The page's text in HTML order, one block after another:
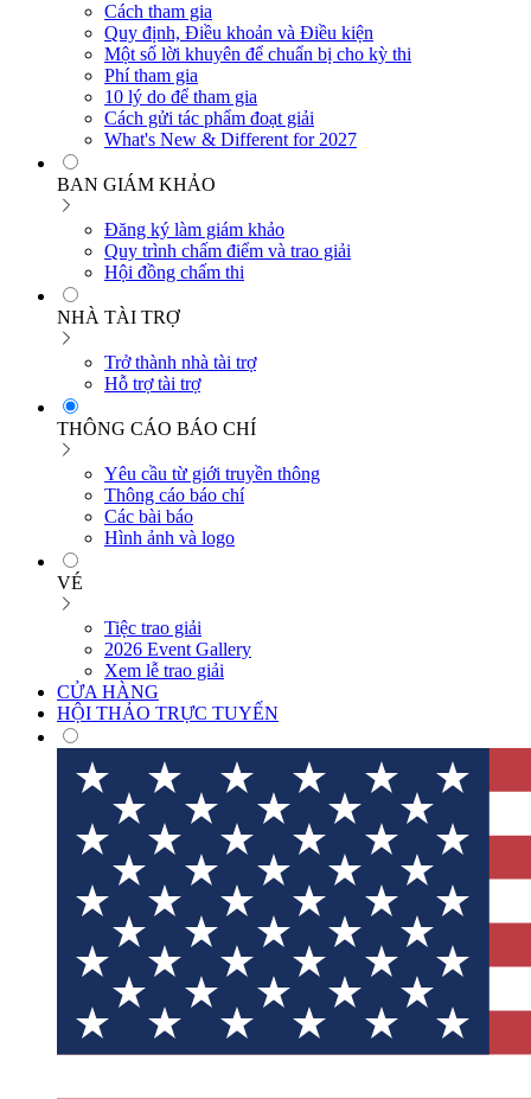
Cách tham gia
Quy định, Điều khoản và Điều kiện
Một số lời khuyên để chuẩn bị cho kỳ thi
Phí tham gia
10 lý do để tham gia
Cách gửi tác phẩm đoạt giải
What's New & Different for 2027
BAN GIÁM KHẢO
Đăng ký làm giám khảo
Quy trình chấm điểm và trao giải
Hội đồng chấm thi
NHÀ TÀI TRỢ
Trở thành nhà tài trợ
Hỗ trợ tài trợ
THÔNG CÁO BÁO CHÍ
Yêu cầu từ giới truyền thông
Thông cáo báo chí
Các bài báo
Hình ảnh và logo
VÉ
Tiệc trao giải
2026 Event Gallery
Xem lễ trao giải
CỬA HÀNG
HỘI THẢO TRỰC TUYẾN